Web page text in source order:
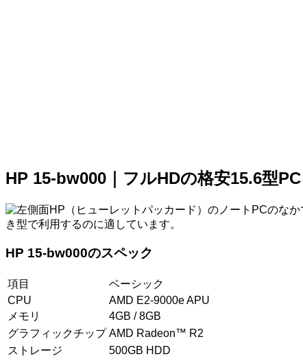
HP 15-bw000｜フルHDの格安15.6型
HP（ヒューレットパッカード）のノートPCのな
き型で利用するのに適しています。
HP 15-bw000のスペック
項目 ベーシック
CPU
AMD E2-9000e APU
メモリ
4GB / 8GB
グラフィックチップ AMD Radeon™ R2
ストレージ
500GB HDD